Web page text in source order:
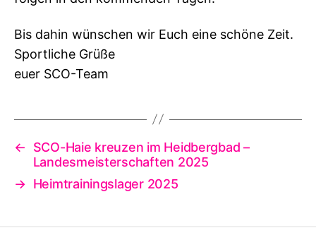
Bis dahin wünschen wir Euch eine schöne Zeit.
Sportliche Grüße
euer SCO-Team
←
SCO-Haie kreuzen im Heidbergbad –
Landesmeisterschaften 2025
→ Heimtrainingslager 2025